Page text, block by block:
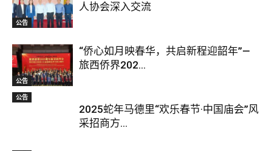
公告
人协会深入交流
公告
“侨心如月映春华，共启新程迎韶年”—
旅西侨界202...
公告
2025蛇年马德里“欢乐春节·中国庙会”风
采招商方...